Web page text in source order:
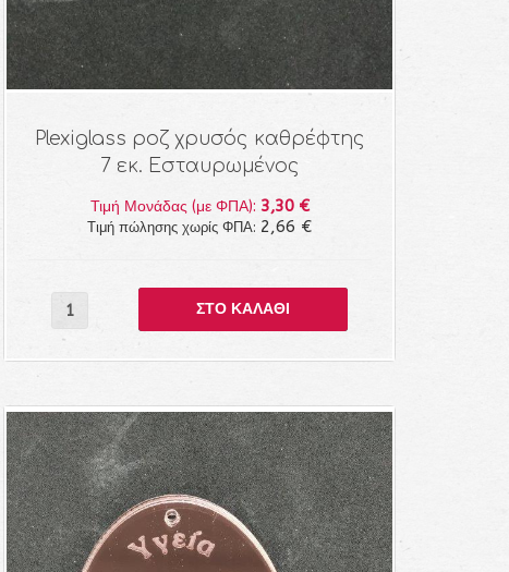
Plexiglass ροζ χρυσός καθρέφτης
7 εκ. Εσταυρωμένος
Τιμή Μονάδας (με ΦΠΑ): 3,30 €
Τιμή πώλησης χωρίς ΦΠΑ: 2,66 €